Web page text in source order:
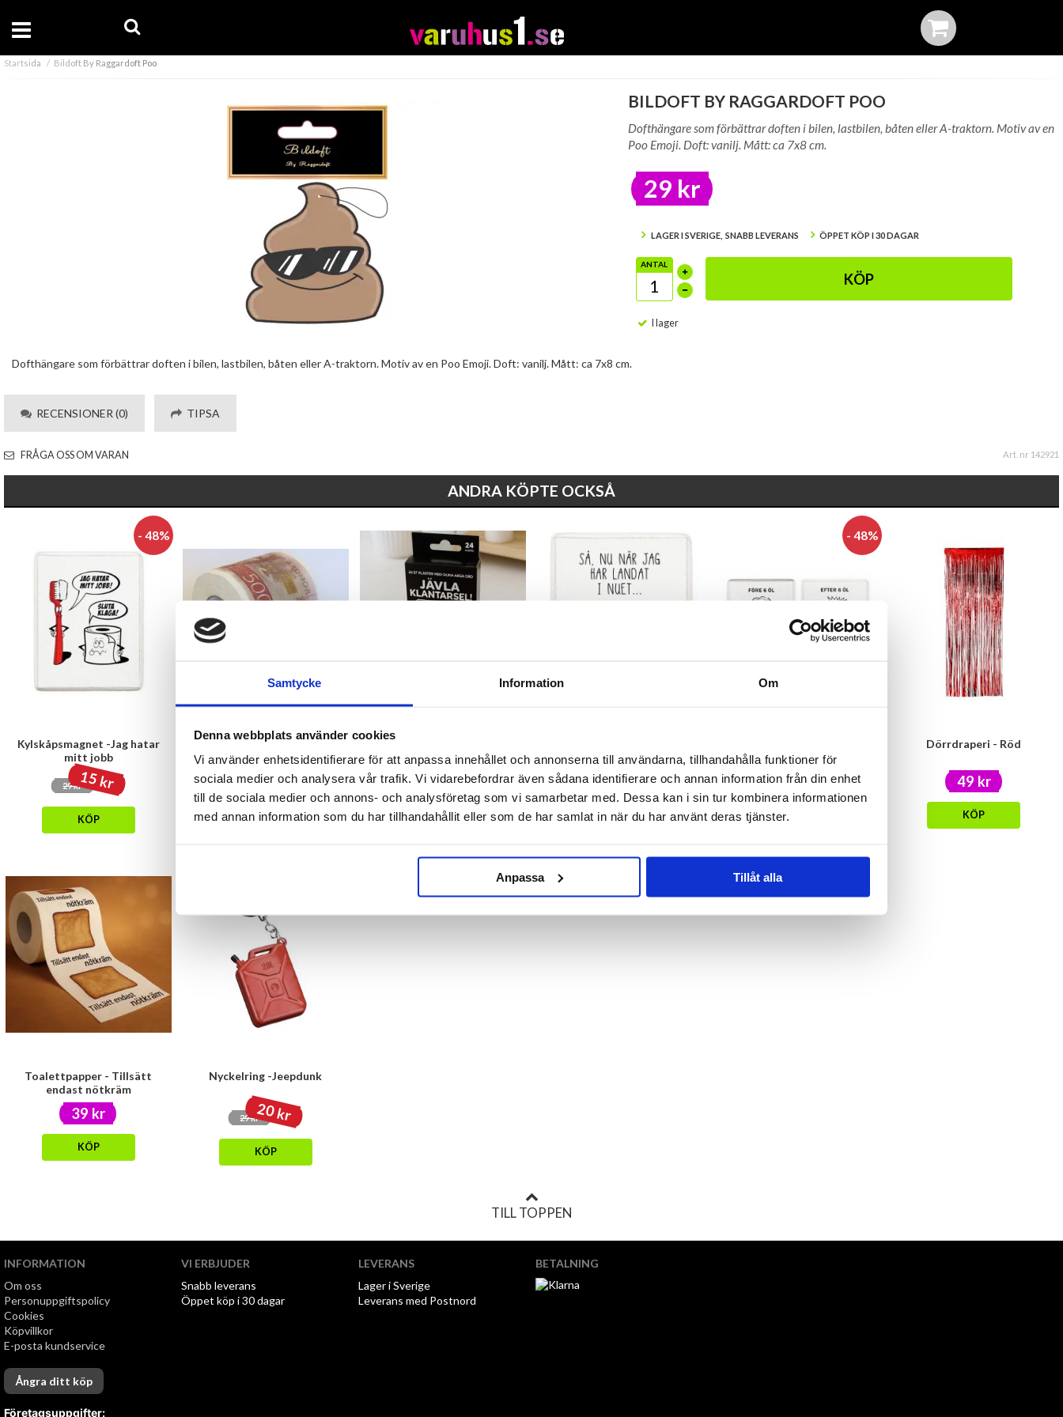
Samtycke Information Om
Denna webbplats använder cookies
Vi använder enhetsidentifierare för att anpassa innehållet och annonserna till användarna, tillhandahålla funktioner för
sociala medier och analysera vår trafik. Vi vidarebefordrar även sådana identifierare och annan information från din enhet
till de sociala medier och annons- och analysföretag som vi samarbetar med. Dessa kan i sin tur kombinera informationen
med annan information som du har tillhandahållit eller som de har samlat in när du har använt deras tjänster.
Anpassa Tillåt alla
Startsida Bildoft By Raggardoft Poo
BILDOFT BY RAGGARDOFT POO
Dofthängare som förbättrar doften i bilen, lastbilen, båten eller A-traktorn. Motiv av en
Poo Emoji. Doft: vanilj. Mått: ca 7x8 cm.
29 kr
LAGER I SVERIGE, SNABB LEVERANS ÖPPET KÖP I 30 DAGAR
ANTAL
KÖP
I lager
Dofthängare som förbättrar doften i bilen, lastbilen, båten eller A-traktorn. Motiv av en Poo Emoji. Doft: vanilj. Mått: ca 7x8 cm.
RECENSIONER (0) TIPSA
FRÅGA OSS OM VARAN Art. nr 142921
ANDRA KÖPTE OCKSÅ
- 48%
Kylskåpsmagnet -Jag hatar
mitt jobb
29 kr15 kr
KÖP
Toalettpapper - 500kr
39 kr
KÖP
Plåster med arga ord 24-pack
29 kr
KÖP
landat i nuet...
29 kr
KÖP
- 48%
öl
29 kr15 kr
KÖP
Dörrdraperi - Röd
49 kr
KÖP
Toalettpapper - Tillsätt
endast nötkräm
39 kr
KÖP
Nyckelring -Jeepdunk
29 kr20 kr
KÖP
TILL TOPPEN
INFORMATION
Om oss
Personuppgiftspolicy
Cookies
Köpvillkor
E-posta kundservice
Ångra ditt köp
Företagsuppgifter:
VI ERBJUDER
Snabb leverans
Öppet köp i 30 dagar
LEVERANS
Lager i Sverige
Leverans med Postnord
BETALNING